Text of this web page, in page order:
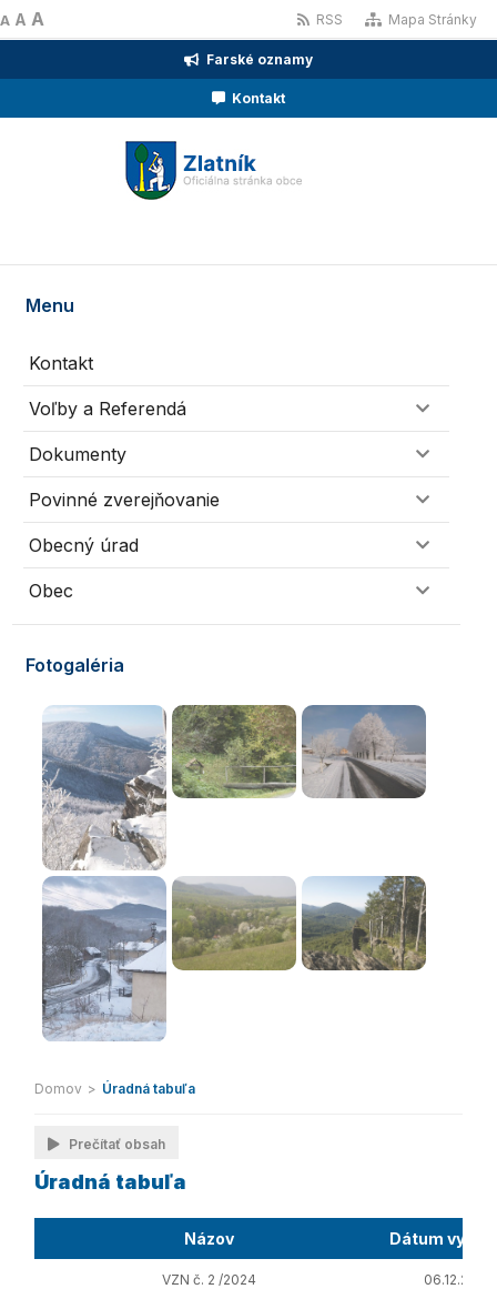
A A A RSS Mapa Stránky
Farské oznamy
Kontakt
Menu
Kontakt
Voľby a Referendá
Dokumenty
Povinné zverejňovanie
Obecný úrad
Obec
Fotogaléria
Domov > Úradná tabuľa
Prečítať obsah
Úradná tabuľa
Názov Dátum
VZN č. 2 /2024 06.12.2024